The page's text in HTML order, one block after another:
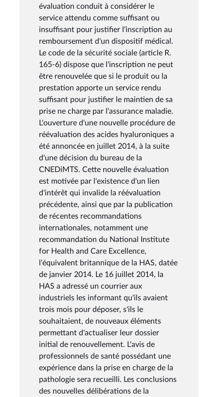
évaluation conduit à considérer le
service attendu comme suffisant ou
insuffisant pour justifier l'inscription au
remboursement d'un dispositif médical.
Le code de la sécurité sociale (article R.
165-6) dispose que l'inscription ne peut
être renouvelée que si le produit ou la
prestation apporte un service rendu
suffisant pour justifier le maintien de sa
prise ne charge par l'assurance maladie.
L'ouverture d'une nouvelle procédure de
réévaluation des acides hyaluroniques a
été annoncée en juillet 2014, à la suite
d'une décision du bureau de la
CNEDiMTS. Cette nouvelle évaluation
est motivée par l'existence d'un lien
d'intérêt qui invalide la réévaluation
précédente, ainsi que par la publication
de récentes recommandations
internationales, notamment une
recommandation du National Institute
for Health and Care Excellence,
l'équivalent britannique de la HAS, datée
de janvier 2014. Le 16 juillet 2014, la
HAS a adressé un courrier aux
industriels les informant qu'ils avaient
trois mois pour déposer, s'ils le
souhaitaient, de nouveaux éléments
permettant d'actualiser leur dossier
initial de renouvellement. L'avis de
professionnels de santé possédant une
expérience dans la prise en charge de la
pathologie sera recueilli. Les conclusions
des nouvelles délibérations de la